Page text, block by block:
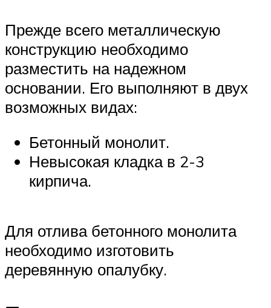
Прежде всего металлическую
конструкцию необходимо
разместить на надежном
основании. Его выполняют в двух
возможных видах:
Бетонный монолит.
Невысокая кладка в 2-3
кирпича.
Для отлива бетонного монолита
необходимо изготовить
деревянную опалубку.